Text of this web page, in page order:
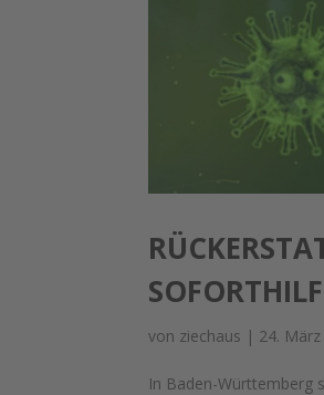
von ziechaus | 24.
In Baden-Württemberg